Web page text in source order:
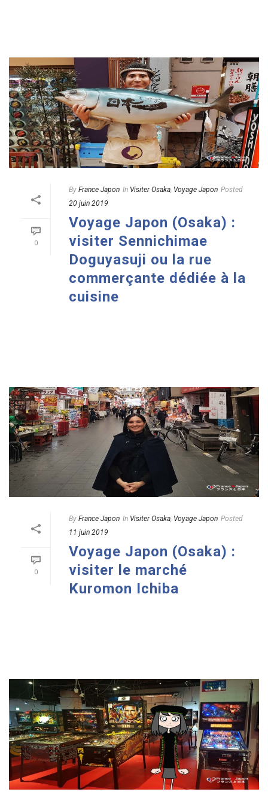
0
By France Japon In Visiter Osaka Voyage Japon Posted
20 juin 2019
Voyage Japon (Osaka) :
visiter Sennichimae
Doguyasuji ou la rue
commerçante dédiée à la
cuisine
0
By France Japon In Visiter Osaka, Voyage Japon Posted
11 juin 2019
Voyage Japon (Osaka) :
visiter le marché
Kuromon Ichiba